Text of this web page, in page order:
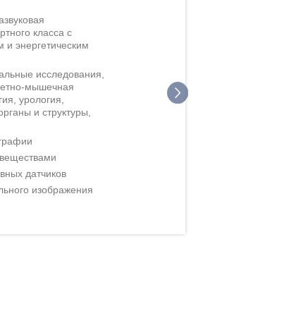
класса с
энергетическим
исследования,
мышечная
урология,
и структуры,
датчиков
изображения